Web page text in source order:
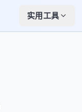
实用工具